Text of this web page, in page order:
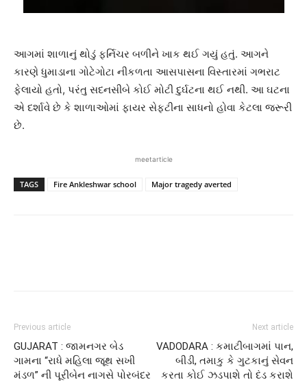
આગમાં શાળાનું થોડું ફર્નિચર બળીને ખાક થઈ ગયું હતું. આગને
કારણે ધુમાડાના ગોટેગોટા નીકળતા આસપાસના વિસ્તારમાં ગભરાટ
ફેલાયો હતો, પરંતુ સદનસીબે કોઈ મોટી દુર્ઘટના થઈ નથી. આ ઘટના
એ દર્શાવે છે કે શાળાઓમાં ફાયર સેફ્ટીના સાધનો હોવા કેટલા જરૂરી
છે.
meetarticle
TAGS Fire Ankleshwar school Major tragedy averted
Previous article
GUJARAT : જામનગર બેડ
ગામના “રાધે મહિલા જૂથ સખી
મંડળ” ની પૂરીબેન નાગસે પોરબંદર
Next article
VADODARA : કમાટીબાગમાં પાન,
બીડી, તમાકુ કે ગુટકાનું સેવન
કરતા કોઈ ઝડપાશે તો દંડ કરાશે